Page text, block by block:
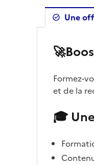
Une
Formez-
(Ouvre
et de la
🎓